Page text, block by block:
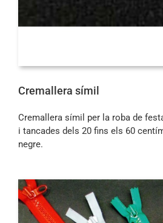
Cremallera símil
Cremallera símil per la roba de
i tancades dels 20 fins els 60
negre.